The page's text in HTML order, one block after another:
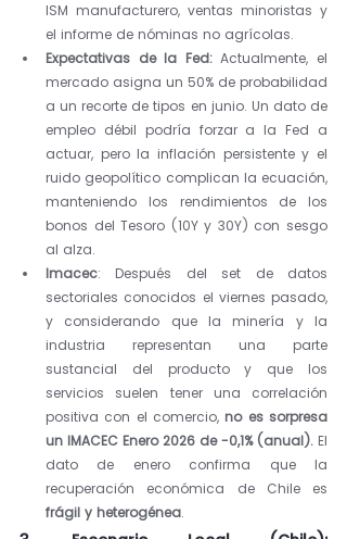
ISM manufacturero, ventas minoristas y
el informe de nóminas no agrícolas.
Expectativas de la Fed: Actualmente, el
mercado asigna un 50% de probabilidad
a un recorte de tipos en junio. Un dato de
empleo débil podría forzar a la Fed a
actuar, pero la inflación persistente y el
ruido geopolítico complican la ecuación,
manteniendo los rendimientos de los
bonos del Tesoro (10Y y 30Y) con sesgo
al alza.
Imacec: Después del set de datos
sectoriales conocidos el viernes pasado,
y considerando que la minería y la
industria representan una parte
sustancial del producto y que los
servicios suelen tener una correlación
positiva con el comercio, no es sorpresa
un IMACEC Enero 2026 de -0,1% (anual). El
dato de enero confirma que la
frágil y heterogénea.